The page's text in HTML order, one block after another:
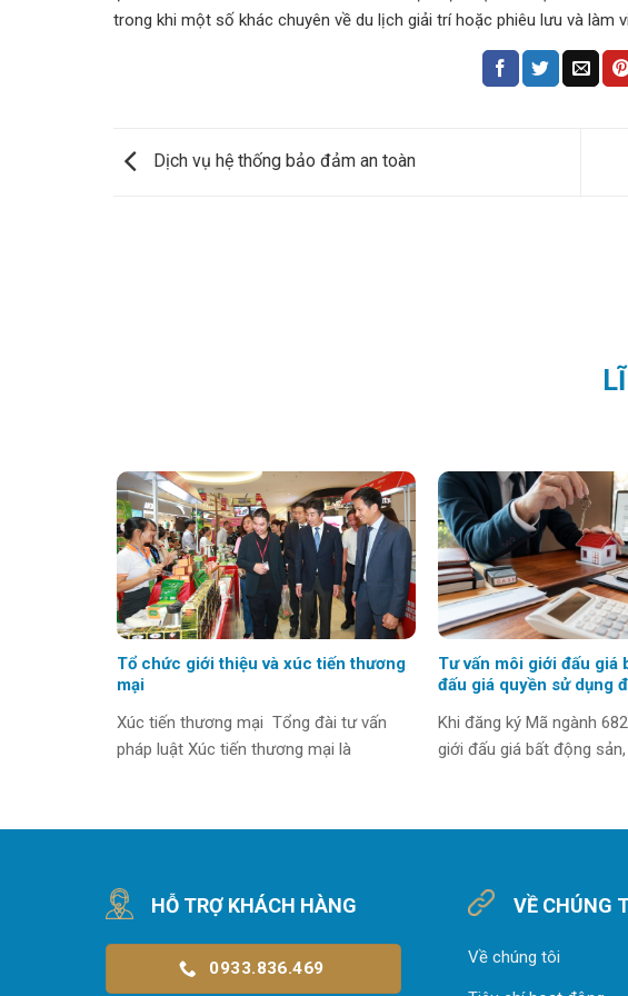
trong khi một số khác chuyên về du lịch giải trí hoặc phiêu lưu và làm
Dịch vụ hệ thống bảo đảm an toàn
Tổ chức giới thiệu và xúc tiến thương
mại
Xúc tiến thương mại Tổng đài tư vấn
pháp luật Xúc tiến thương mại là
Tư vấn môi giới đấu giá
đấu giá quyền sử dụng
Khi đăng ký Mã ngành
giới đấu giá bất động sản,
HỖ TRỢ KHÁCH HÀNG
0933.836.469
VỀ CHÚNG
Về chúng tôi